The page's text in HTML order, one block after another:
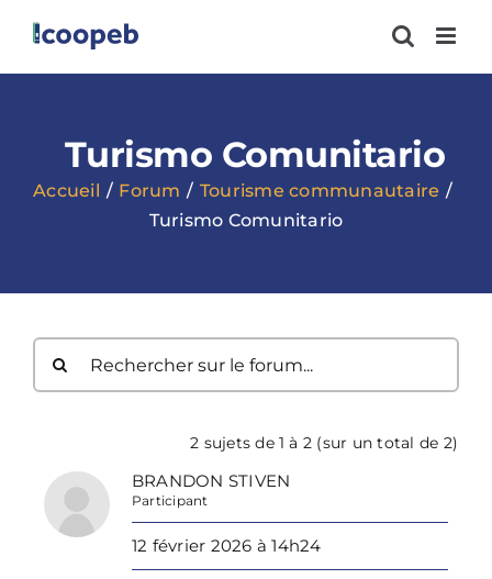
contenu
Turismo Comunitario
Accueil Forum
Tourisme communautaire
Turismo Comunitario
2 sujets de 1 à 2 (sur un total de 2)
BRANDON STIVEN
Participant
12 février 2026 à 14h24